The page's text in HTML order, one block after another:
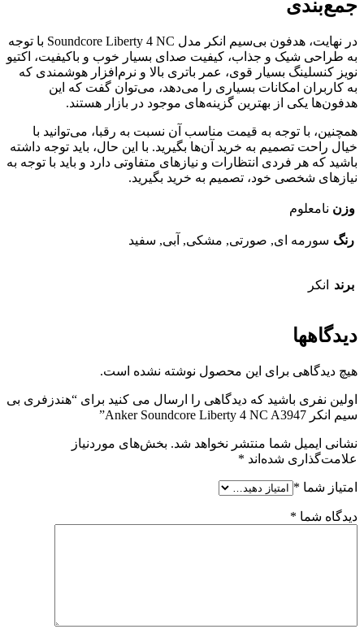
جمع‌بندی
در نهایت، هدفون بی‌سیم انکر مدل Soundcore Liberty 4 NC با توجه
به طراحی شیک و جذاب، کیفیت صدای بسیار خوب و باکیفیت، اکتیو
نویز کنسلینگ بسیار قوی، عمر باتری بالا و نرم‌افزار هوشمندی که
به کاربران امکانات بسیاری را می‌دهد، می‌توان گفت که این
هدفون‌ها یکی از بهترین گزینه‌های موجود در بازار هستند.
همچنین، با توجه به قیمت مناسب آن نسبت به رقبا، می‌توانید با
خیال راحت تصمیم به خرید آن‌ها بگیرید. با این حال، باید توجه داشته
باشید که هر فردی انتظارات و نیازهای متفاوتی دارد و باید با توجه به
نیازهای شخصی خود، تصمیم به خرید بگیرید.
وزن نامعلوم
رنگ سورمه ای, صورتی, مشکی, آبی, سفید
برند انکر
دیدگاهها
هیچ دیدگاهی برای این محصول نوشته نشده است.
اولین نفری باشید که دیدگاهی را ارسال می کنید برای “هندزفری بی
سیم انکر Anker Soundcore Liberty 4 NC A3947”
نشانی ایمیل شما منتشر نخواهد شد. بخش‌های موردنیاز
علامت‌گذاری شده‌اند *
امتیاز شما *
دیدگاه شما *